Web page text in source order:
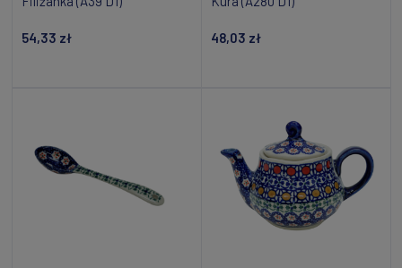
54,33 zł 48,03 zł